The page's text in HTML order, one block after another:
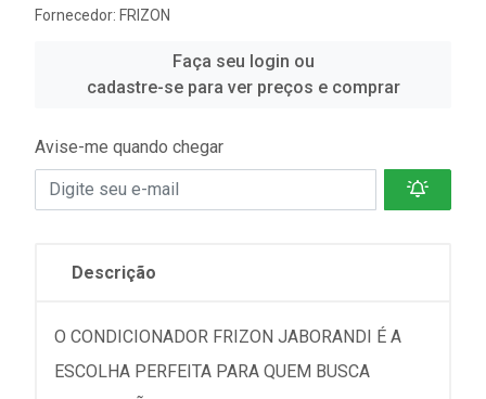
Fornecedor: FRIZON
Faça seu login ou
cadastre-se para ver preços e comprar
Avise-me quando chegar
Descrição
O CONDICIONADOR FRIZON JABORANDI É A
ESCOLHA PERFEITA PARA QUEM BUSCA